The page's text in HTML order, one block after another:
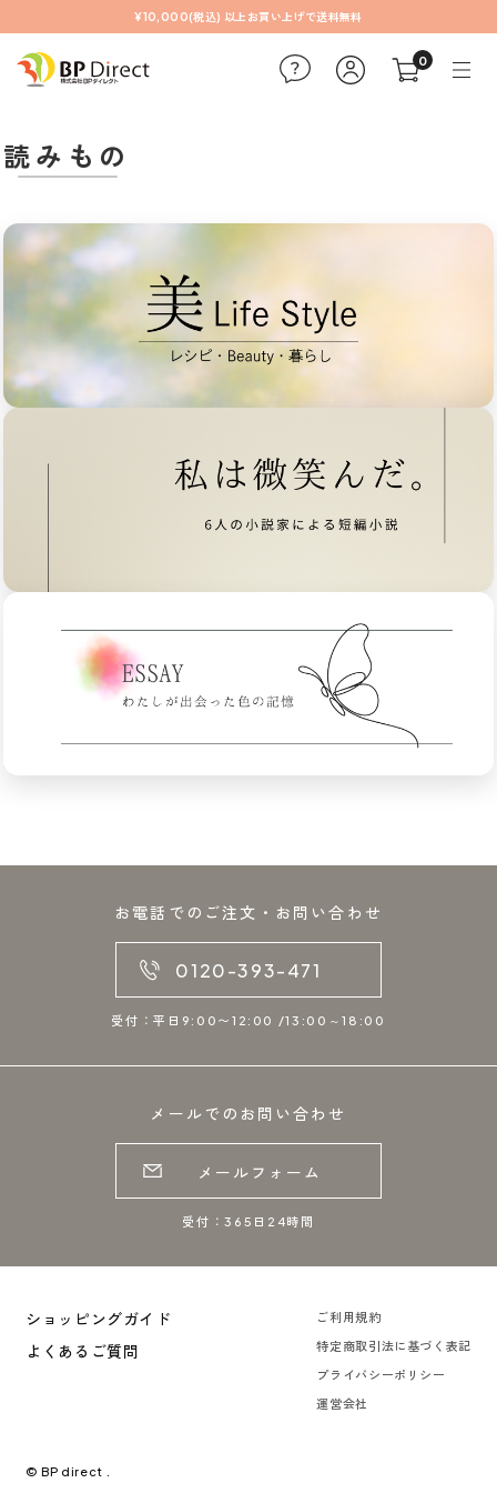
¥10,000(税込) 以上お買い上げで送料無料
0
読みもの
お電話でのご注文・お問い合わせ
0120-393-471
受付：平日9:00〜12:00 /13:00～18:00
メールでのお問い合わせ
メールフォーム
受付：365日24時間
ショッピングガイド
よくあるご質問
ご利用規約
特定商取引法に基づく表記
プライバシーポリシー
運営会社
© BP direct .